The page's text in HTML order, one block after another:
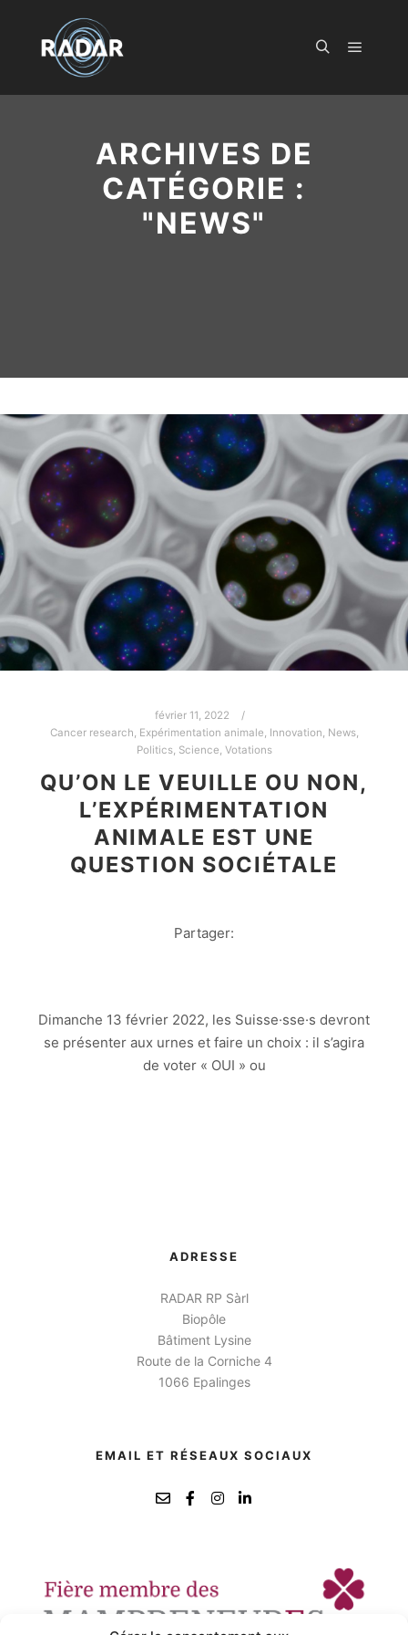
ARCHIVES DE
CATÉGORIE :
"NEWS"
février 11, 2022
Cancer research Expérimentation animale Innovation News,
Politics, Science Votations
QU’ON LE VEUILLE OU NON,
L’EXPÉRIMENTATION
ANIMALE EST UNE
QUESTION SOCIÉTALE
Partager:
Dimanche 13 février 2022, les Suisse·sse·s devront
se présenter aux urnes et faire un choix : il s’agira
de voter « OUI » ou
ADRESSE
RADAR RP Sàrl
Biopôle
Bâtiment Lysine
Route de la Corniche 4
1066 Epalinges
EMAIL ET RÉSEAUX SOCIAUX